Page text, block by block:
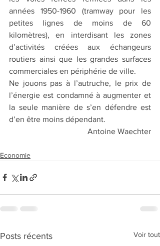
années 1950-1960 (tramway pour les
petites lignes de moins de 60
kilomètres), en interdisant les zones
d’activités créées aux échangeurs
routiers ainsi que les grandes surfaces
commerciales en périphérie de ville.
Ne jouons pas à l’autruche, le prix de
l’énergie est condamné à augmenter et
la seule manière de s’en défendre est
d’en être moins dépendant.
Antoine Waechter
Economie
Posts récents Voir tout